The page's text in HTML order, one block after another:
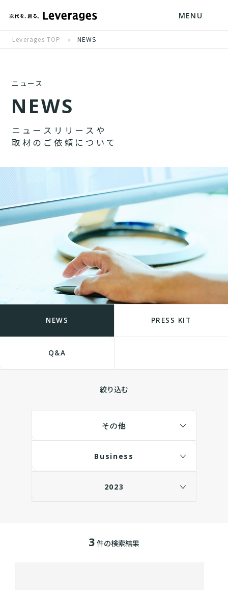
MENU
Leverages TOP NEWS
ニュース
NEWS
ニ ュ ー ス リ リ ー ス や
取 材 の ご 依 頼 に つ い て
NEWS PRESS KIT
Q&A
絞り込む
その他
Business
2023
3 件の検索結果